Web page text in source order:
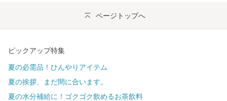
ページトップへ
ピックアップ特集
夏の必需品！ひんやりアイテム
夏の挨拶、まだ間に合います。
夏の水分補給に！ゴクゴク飲めるお茶飲料